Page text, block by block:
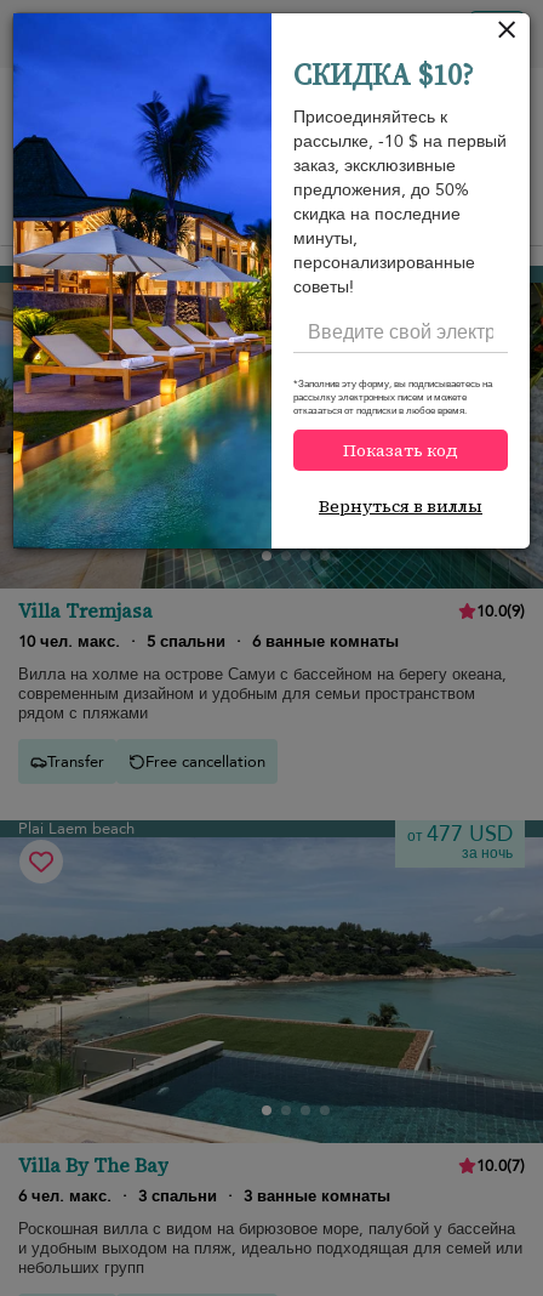
View on map
Plai Laem beach
Villa Tremjasa 10.0(9)
10 чел. макс.
· 5 спальни · 6 ванные комнаты
Вилла на холме на острове Самуи с бассейном на берегу океана,
современным дизайном и удобным для семьи пространством
рядом с пляжами
Transfer Free cancellation
Plai Laem beach от477 USD
за ночь
Villa By The Bay 10.0(7)
6 чел. макс.
· 3 спальни · 3 ванные комнаты
Роскошная вилла с видом на бирюзовое море, палубой у бассейна
и удобным выходом на пляж, идеально подходящая для семей или
небольших групп
СКИДКА $10?
Присоединяйтесь к
рассылке, -10 $ на первый
заказ, эксклюзивные
предложения, до 50%
скидка на последние
минуты,
персонализированные
советы!
*Заполнив эту форму, вы подписываетесь на
рассылку электронных писем и можете
отказаться от подписки в любое время.
Показать код
Вернуться в виллы
Панель управления cookies